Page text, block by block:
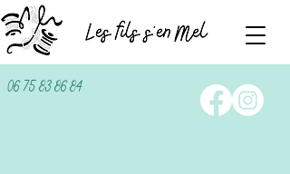
06 75 83 86 84